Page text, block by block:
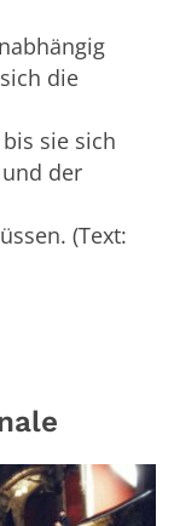
die
sie sich
der
(Text: